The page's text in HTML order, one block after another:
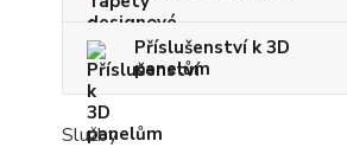
Příslušenství k 3D
panelům
Služby